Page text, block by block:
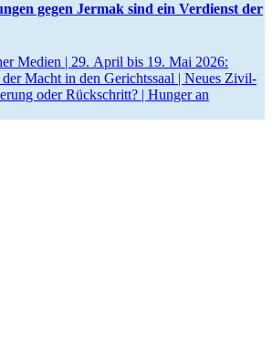
gegen Jermak sind ein Ver­dienst der
Medien | 29. April bis 19. Mai 2026:
Macht in den Gerichts­saal | Neues Zivil­
oder Rück­schritt? | Hunger an